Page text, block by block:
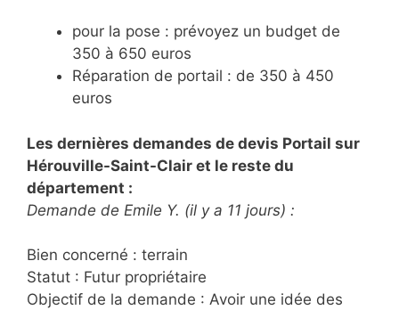
pour la pose : prévoyez un budget de
350 à 650 euros
Réparation de portail : de 350 à 450
euros
Les dernières demandes de devis Portail sur
Hérouville-Saint-Clair et le reste du
département :
Demande de Emile Y. (il y a 11 jours) :
Bien concerné : terrain
Statut : Futur propriétaire
Objectif de la demande : Avoir une idée des